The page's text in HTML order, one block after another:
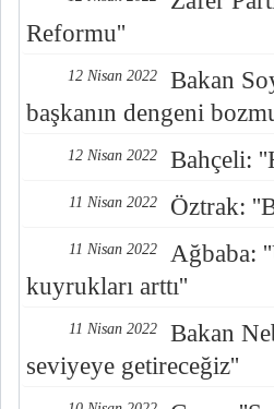
Reformu''
12 Nisan 2022
Bakan
başkanın dengeni
12 Nisan 2022 Bahçeli:
11 Nisan 2022 Öztrak:
11 Nisan 2022
Ağbaba:
kuyrukları arttı''
11 Nisan 2022
Bakan
seviyeye getireceğiz''